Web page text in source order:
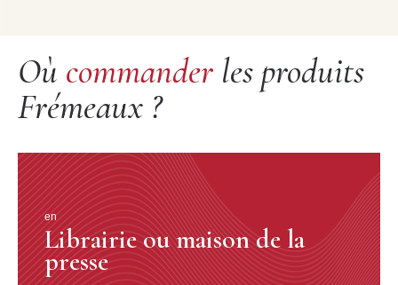
Où commander les produits
Frémeaux ?
en
Librairie ou maison de la
presse